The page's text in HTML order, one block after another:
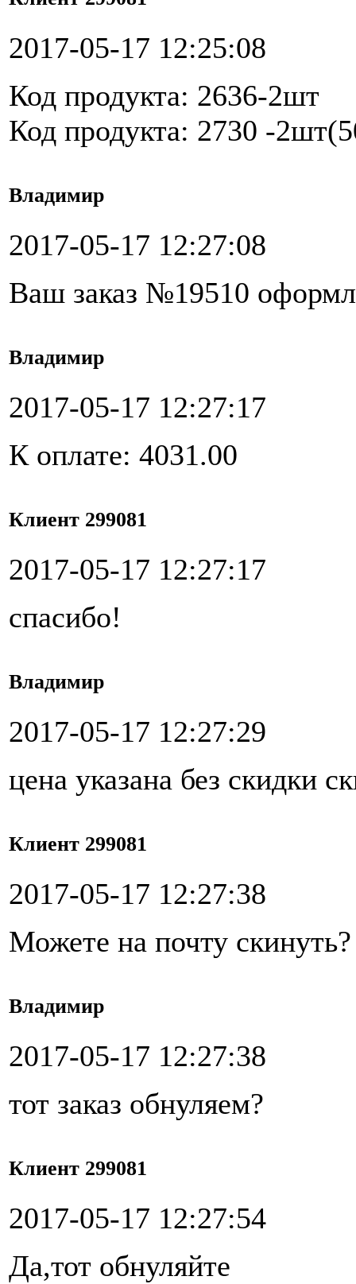
2017-05-17 12:25:08
Код продукта: 2636-2шт
Код продукта: 2730 -
Владимир
2017-05-17 12:27:08
Ваш заказ №19510
Владимир
2017-05-17 12:27:17
К оплате: 4031.00
Клиент 299081
2017-05-17 12:27:17
спасибо!
Владимир
2017-05-17 12:27:29
цена указана без скидки
Клиент 299081
2017-05-17 12:27:38
Можете на почту скинуть?
Владимир
2017-05-17 12:27:38
тот заказ обнуляем?
Клиент 299081
2017-05-17 12:27:54
Да,тот обнуляйте